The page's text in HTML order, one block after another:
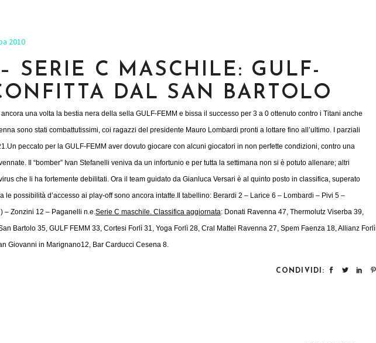
2010
SERIE C MASCHILE: GULF-
DAL SAN BARTOLO
una volta la bestia nera della sella GULF-FEMM e bissa il successo per 3 a 0 ottenuto contro i Titani anche
sono stati combattutissimi, coi ragazzi del presidente Mauro Lombardi pronti a lottare fino all’ultimo. I parziali
Un peccato per la GULF-FEMM aver dovuto giocare con alcuni giocatori in non perfette condizioni, contro una
Il “bomber” Ivan Stefanelli veniva da un infortunio e per tutta la settimana non si è potuto allenare; altri
che li ha fortemente debilitati. Ora il team guidato da Gianluca Versari è al quinto posto in classifica, superato
le possibilità d’accesso ai play-off sono ancora intatte. Il tabellino: Berardi 2 – Larice 6 – Lombardi – Pivi 5 –
– Zonzini 12 – Paganelli n.e.Serie C maschile. Classifica aggiornata: Donati Ravenna 47, Thermolutz Viserba 39,
Bartolo 35, GULF FEMM 33, Cortesi Forlì 31, Yoga Forlì 28, Cral Mattei Ravenna 27, Spem Faenza 18, Allianz Forlì
Giovanni in Marignano12, Bar Carducci Cesena 8.
CONDIVIDI: